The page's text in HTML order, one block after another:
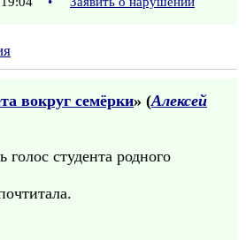
вокруг семёрки» (Алексей
студента родного